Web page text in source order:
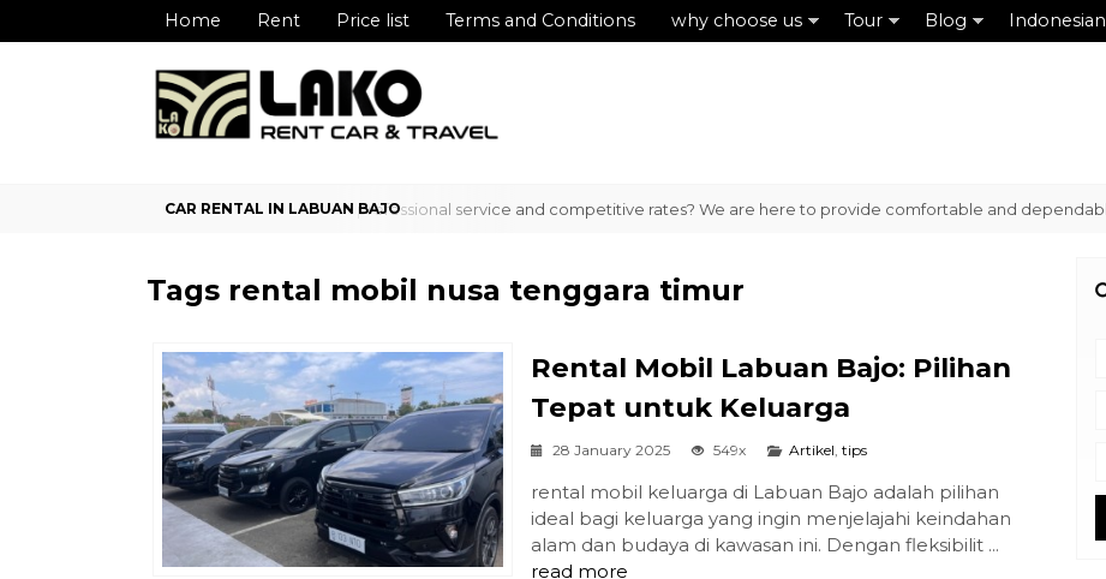
Home Rent Price list Terms and Conditions why choose us Tour Blog Indonesian
car rental service in Labuan Bajo with professional service and competitive rates? We are here to provide comfortable and dependable ...
Tags rental mobil nusa tenggara timur
Rental Mobil Labuan Bajo: Pilihan
Tepat untuk Keluarga
28 January 2025 549x Artikel, tips
rental mobil keluarga di Labuan Bajo adalah pilihan
ideal bagi keluarga yang ingin menjelajahi keindahan
alam dan budaya di kawasan ini. Dengan fleksibilit ...
read more